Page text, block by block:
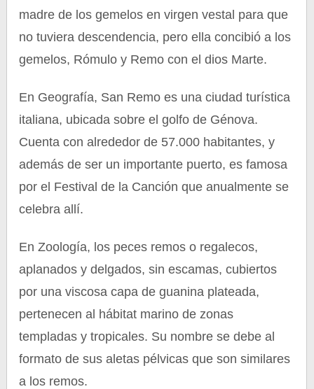
madre de los gemelos en virgen vestal para que
no tuviera descendencia, pero ella concibió a los
gemelos, Rómulo y Remo con el dios Marte.
En Geografía, San Remo es una ciudad turística
italiana, ubicada sobre el golfo de Génova.
Cuenta con alrededor de 57.000 habitantes, y
además de ser un importante puerto, es famosa
por el Festival de la Canción que anualmente se
celebra allí.
En Zoología, los peces remos o regalecos,
aplanados y delgados, sin escamas, cubiertos
por una viscosa capa de guanina plateada,
pertenecen al hábitat marino de zonas
templadas y tropicales. Su nombre se debe al
formato de sus aletas pélvicas que son similares
a los remos.